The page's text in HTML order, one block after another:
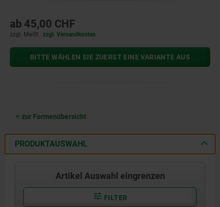
ab 45,00 CHF
zzgl. MwSt. zzgl. Versandkosten
BITTE WÄHLEN SIE ZUERST EINE VARIANTE AUS
zur Formenübersicht
PRODUKTAUSWAHL
Artikel Auswahl eingrenzen
FILTER